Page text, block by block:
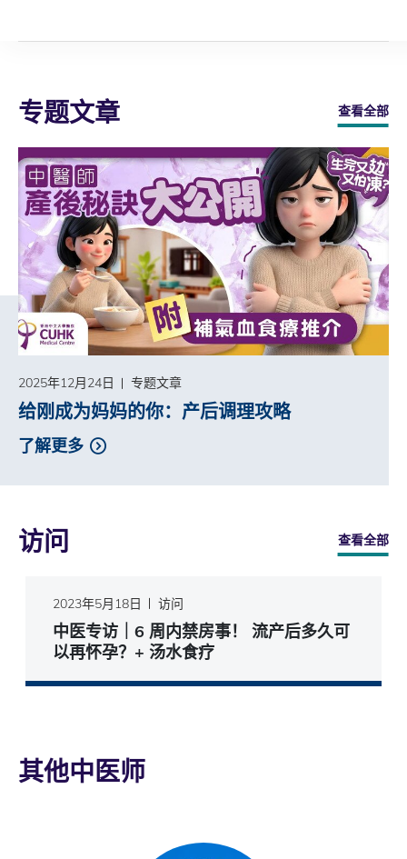
专题文章 查看全部
2025年12月24日 专题文章
给刚成为妈妈的你：产后调理攻略
了解更多
访问 查看全部
2023年5月18日 访问
中医专访｜6 周内禁房事！ 流产后多久可
以再怀孕？+ 汤水食疗
其他中医师